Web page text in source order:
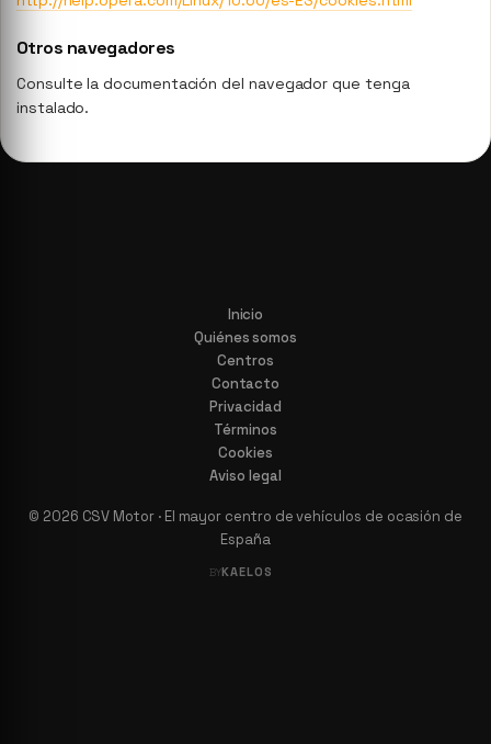
Otros navegadores
Consulte la documentación del navegador que tenga
instalado.
Inicio
Quiénes somos
Centros
Contacto
Privacidad
Términos
Cookies
Aviso legal
© 2026 CSV Motor · El mayor centro de vehículos de ocasión de
España
BYKAELOS